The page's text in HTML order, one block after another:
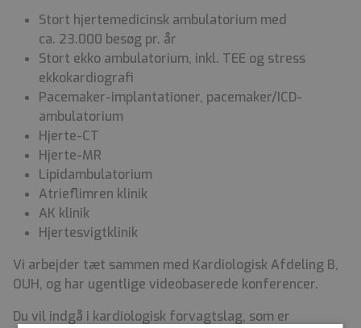
Stort hjertemedicinsk ambulatorium med
ca. 23.000 besøg pr. år
Stort ekko ambulatorium, inkl. TEE og stress
ekkokardiografi
Pacemaker-implantationer, pacemaker/ICD-
ambulatorium
Hjerte-CT
Hjerte-MR
Lipidambulatorium
Atrieflimren klinik
AK klinik
Hjertesvigtklinik
Vi arbejder tæt sammen med Kardiologisk Afdeling B,
OUH, og har ugentlige videobaserede konferencer.
Du vil indgå i kardiologisk forvagtslag, som er